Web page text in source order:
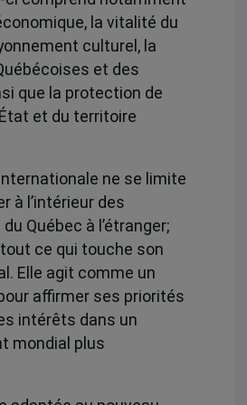
la vitalité du
culturel, la
et des
que la protection de
et du territoire
ne se limite
à l’intérieur des
Québec à l’étranger;
ce qui touche son
Elle agit comme un
affirmer ses priorités
intérêts dans un
mondial plus